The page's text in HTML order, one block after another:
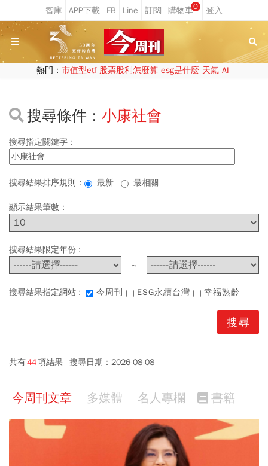
0
熱門： 市值型etf 股票股利怎麼算 esg是什麼 天氣 AI
搜尋條件： 小康社會
搜尋指定關鍵字：
搜尋結果排序規則： 最新 最相關
顯示結果筆數：
搜尋結果限定年份 :
~
搜尋結果指定網站 : 今周刊 ESG永續台灣 幸福熟齡
共有44項結果 搜尋日期： 2026-08-08
今周刊文章 多媒體 名人專欄 書籍